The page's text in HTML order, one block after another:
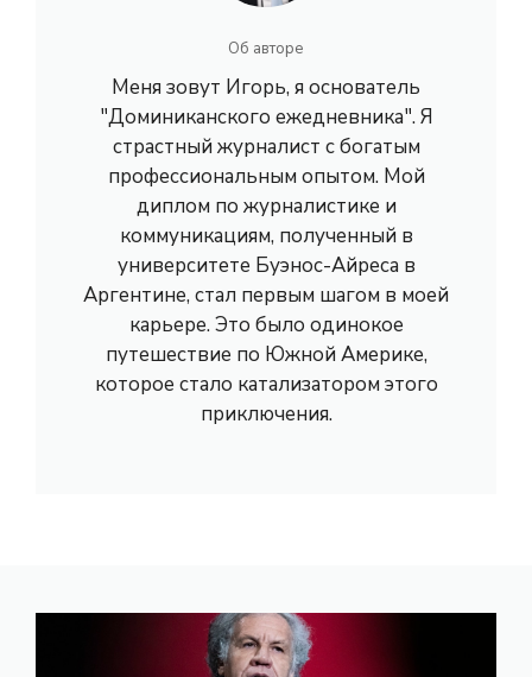
Об авторе
Меня зовут Игорь, я основатель
"Доминиканского ежедневника". Я
страстный журналист с богатым
профессиональным опытом. Мой
диплом по журналистике и
коммуникациям, полученный в
университете Буэнос-Айреса в
Аргентине, стал первым шагом в моей
карьере. Это было одинокое
путешествие по Южной Америке,
которое стало катализатором этого
приключения.